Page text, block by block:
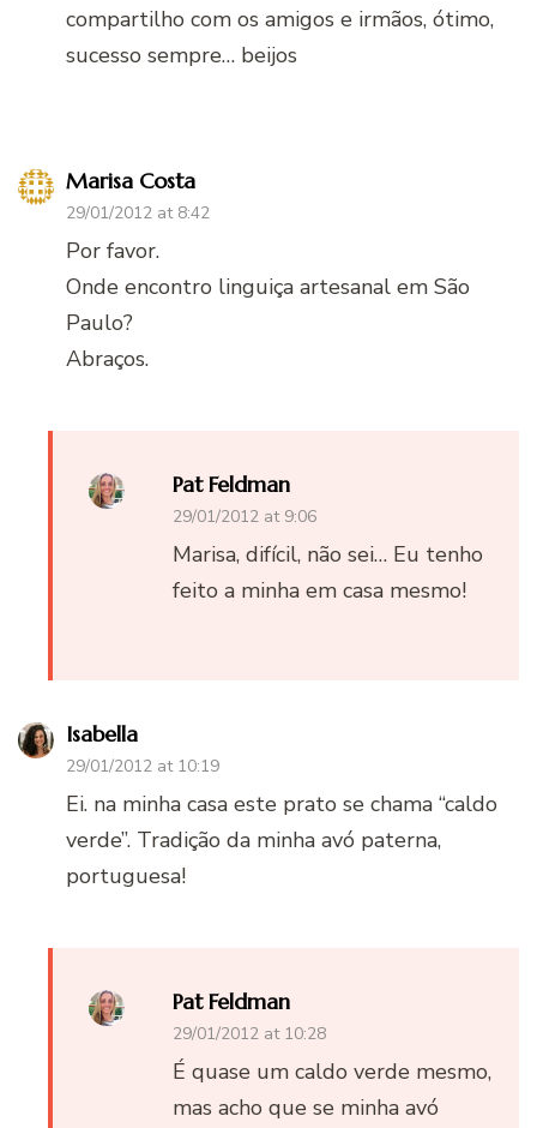
compartilho com os amigos e irmãos, ótimo,
sucesso sempre… beijos
Marisa Costa
29/01/2012 at 8:42
Por favor.
Onde encontro linguiça artesanal em São
Paulo?
Abraços.
Pat Feldman
29/01/2012 at 9:06
Marisa, difícil, não sei… Eu tenho
feito a minha em casa mesmo!
Isabella
29/01/2012 at 10:19
Ei. na minha casa este prato se chama “caldo
verde”. Tradição da minha avó paterna,
portuguesa!
Pat Feldman
29/01/2012 at 10:28
É quase um caldo verde mesmo,
mas acho que se minha avó